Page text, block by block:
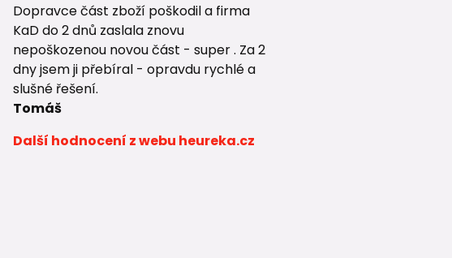
Dopravce část zboží poškodil a firma
KaD do 2 dnů zaslala znovu
nepoškozenou novou část - super . Za 2
dny jsem ji přebíral - opravdu rychlé a
slušné řešení.
Tomáš
Další hodnocení z webu heureka.cz